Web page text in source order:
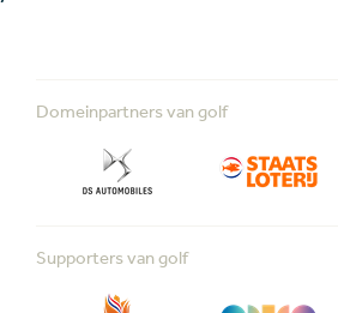
Domeinpartners van golf
Supporters van golf